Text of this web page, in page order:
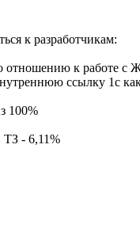
к разработчикам:
к работе с
ссылку 1с
100%
ТЗ - 6,11%